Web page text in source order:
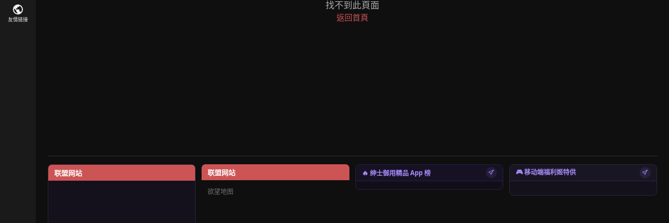
友情链接
找不到此頁面
返回首頁
联盟网站 联盟网站
欲望地图
🔥 绅士御用精品 App 榜 🎮 移动端福利姬特供